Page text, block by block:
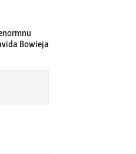
Bowieja